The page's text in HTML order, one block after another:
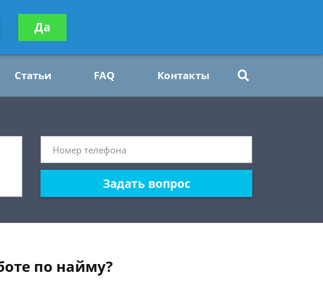
консультацию
бесплатно
Статьи FAQ Контакты
Задать вопрос
по найму?
Да